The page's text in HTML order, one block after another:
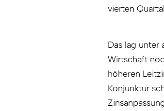
vierten
Das lag unter
Wirtschaft
höheren
Konjunktur